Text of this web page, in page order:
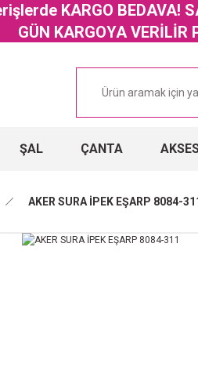
KARGO BEDAVA!
GÜN KARGOYA VERİLİR
ŞAL ÇANTA
AKER SURA İPEK EŞARP 8084-